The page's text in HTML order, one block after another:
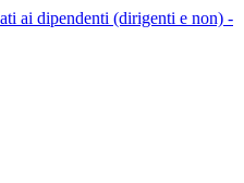
ai dipendenti (dirigenti e non) -